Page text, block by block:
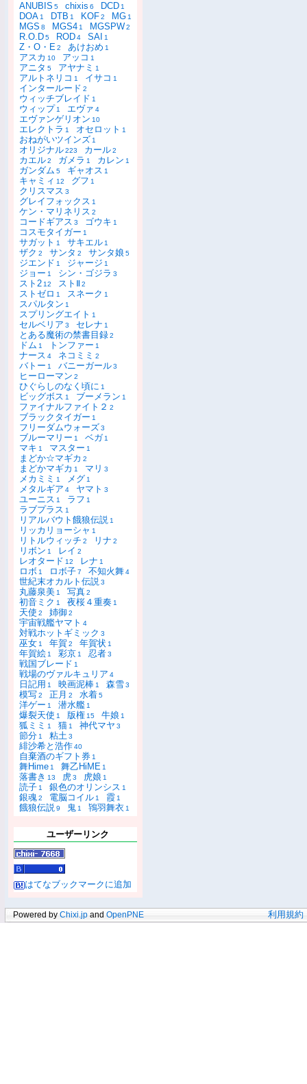
ANUBIS 5 chixis 6 DCD 1
DOA 1 DTB 1 KOF2 MG 1
MGS 8 MGS4 1 MGSPW2
R.O.D5 ROD4 SAI 1
Z・O・E2 あけおめ 1
アスカ 10 アッコ 1
アニタ 5 アヤナミ 1
アルトネリコ 1 イサコ 1
インタールード 2
ウィッチブレイド 1
ウィップ 1 エヴァ 4
エヴァンゲリオン 10
エレクトラ 1 オセロット 1
おねがいツインズ 1
オリジナル223 カール2
カエル2 ガメラ 1 カレン 1
ガンダム 5 ギャオス 1
キャミィ 12 グフ 1
クリスマス 3
グレイフォックス 1
ケン・マリネリス 2
コードギアス 3 ゴウキ 1
コスモタイガー 1
サガット 1 サキエル 1
ザク 2 サンタ 2 サンタ娘 5
ジエンド 1 ジャージ 1
ジョー 1 シン・ゴジラ 3
スト2 12 ストⅡ2
ストゼロ 1 スネーク 1
スパルタン 1
スプリングエイト 1
セルベリア 3 セレナ 1
とある魔術の禁書目録2
ドム 1 トンファー 1
ナース 4 ネコミミ 2
バトー 1 バニーガール3
ヒーローマン 2
ひぐらしのなく頃に 1
ビッグボス 1 ブーメラン 1
ファイナルファイト２ 2
ブラックタイガー 1
フリーダムウォーズ3
ブルーマリー 1 ベガ 1
マキ 1 マスター 1
まどか☆マギカ 2
まどかマギカ 1 マリ 3
メカミミ 1 メグ 1
メタルギア 4 ヤマト 3
ユーニス 1 ラフ 1
ラブプラス 1
リアルバウト餓狼伝説 1
リッカリョーシャ 1
リトルウィッチ 2 リナ 2
リボン 1 レイ 2
レオタード 12 レナ 1
ロボ 1 ロボ子7 不知火舞4
世紀末オカルト伝説3
丸藤泉美 1 写真2
初音ミク 1 夜桜４重奏 1
天使 2 姉御2
宇宙戦艦ヤマト 4
対戦ホットギミック 3
巫女 1 年賀2 年賀状 1
年賀絵 1 彩京 1 忍者3
戦国ブレード 1
戦場のヴァルキュリア 4
日記用 1 映画泥棒 1 森雪3
模写2 正月 2 水着5
洋ゲー 1 潜水艦 1
爆裂天使 1 版権 15 牛娘 1
狐ミミ 1 猫 1 神代マヤ 3
節分 1 粘土3
緋沙希と浩作40
自棄酒のギフト券 1
舞Hime 1 舞乙HiME 1
落書き 13 虎3 虎娘 1
読子 1 銀色のオリンシス 1
銀魂2 電脳コイル 1 霞 1
餓狼伝説9 鬼 1 鴇羽舞衣 1
ユーザーリンク
はてなブックマークに追加
Powered by Chixi.jp and OpenPNE 利用規約